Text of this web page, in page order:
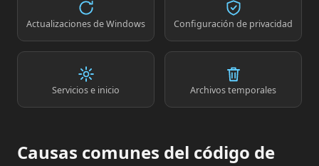
Actualizaciones de Windows Configuración de privacidad
Servicios e inicio Archivos temporales
Causas comunes del código de